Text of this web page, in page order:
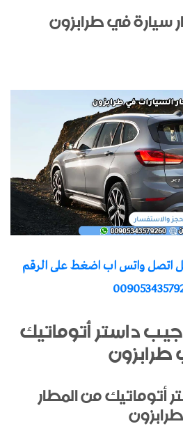
سيارة في طرابزون
اتصل واتس اب اضغط على الرقم
جيب داستر أتوماتيك
أتوماتيك من المطار
طرابزون